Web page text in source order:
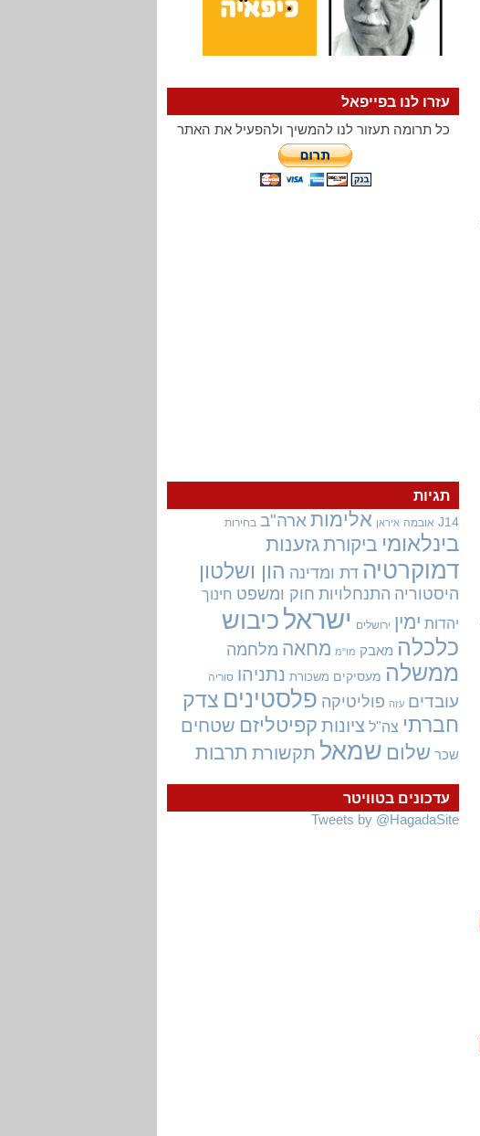
עזרו לנו בפייפאל
כל תרומה תעזור לנו להמשיך ולהפעיל את האתר
עדכונים בטוויטר
Tweets by @HagadaSite
תגיות
J14 אובמה איראן אלימות ארה"ב בחירות
בינלאומי ביקורתגזענות
דמוקרטיה דת ומדינה הון ושלטון
היסטוריה התנחלויות חוק ומשפט חינוך
יהדות ימין ירושלים ישראל כיבוש
כלכלה מאבק מו"מ מחאה מלחמה
ממשלה מעסיקים משכורת נתניהו סוריה
עובדים עזה פוליטיקה פלסטינים צדק
חברתי צה"ל ציונות קפיטליזם שטחים
שכר שלום שמאל תקשורת תרבות